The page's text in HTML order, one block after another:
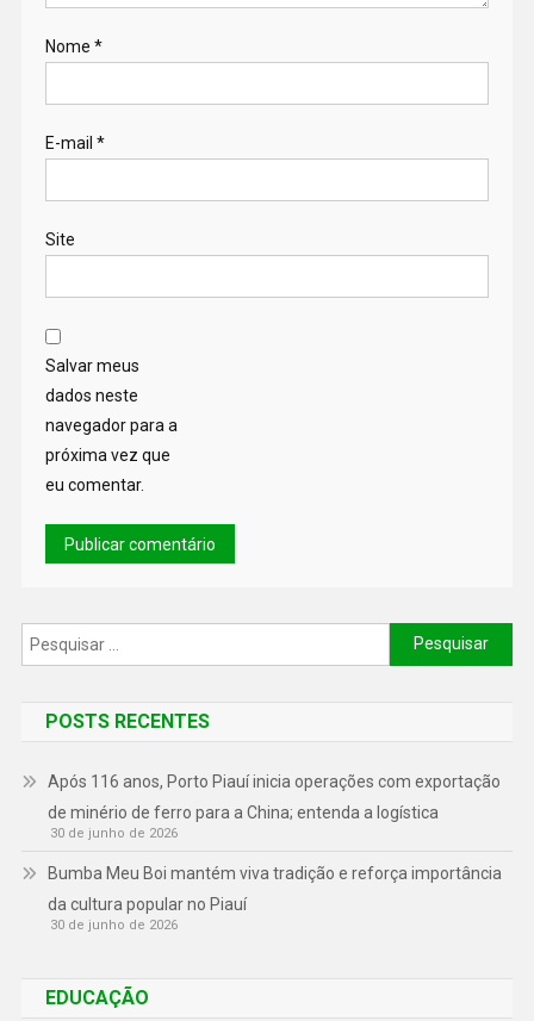
Nome *
E-mail *
Site
Salvar meus
dados neste
navegador para a
próxima vez que
eu comentar.
POSTS RECENTES
Após 116 anos, Porto Piauí inicia operações com exportação
de minério de ferro para a China; entenda a logística
30 de junho de 2026
Bumba Meu Boi mantém viva tradição e reforça importância
da cultura popular no Piauí
30 de junho de 2026
EDUCAÇÃO